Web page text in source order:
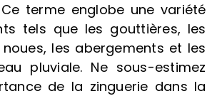
terme englobe une variété
tels que les gouttières, les
noues, les abergements et les
pluviale. Ne sous-estimez
de la zinguerie dans la